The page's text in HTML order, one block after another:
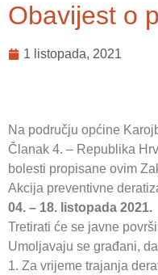
Obavijest o
1 listopada, 2021
Na području općine
Članak 4. – Republika
bolesti propisane ovim
Akcija preventivne
04. – 18. listopada 2021.
Tretirati će se javne
Umoljavaju se građani,
1. Za vrijeme trajanja